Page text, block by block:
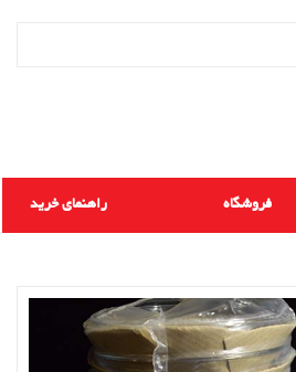
راهنمای خرید فروشگاه